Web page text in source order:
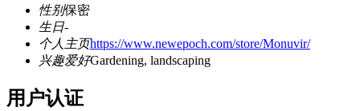
性别保密
生日-
个人主页https://www.newepoch.com/store/Monuvir/
兴趣爱好Gardening, landscaping
用户认证